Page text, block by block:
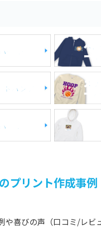
ーカー
ヘビ
ーカー
パンツ
スウ
ーナー
イル）
プリント作成事例
や喜びの声（口コミ/レビ